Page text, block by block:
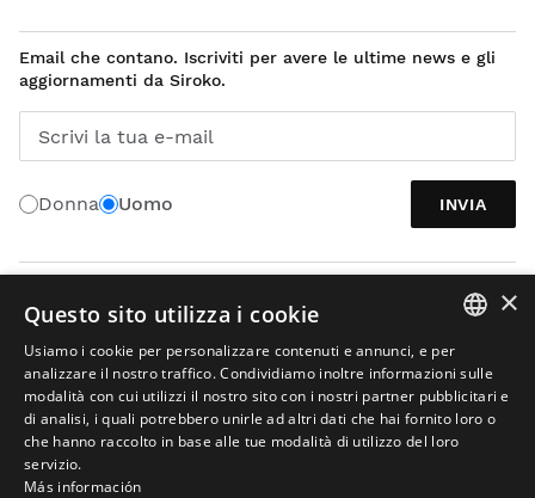
Email che contano. Iscriviti per avere le ultime news e gli
aggiornamenti da Siroko.
Scrivi la tua e-mail
Donna Uomo INVIA
Avviso legale
SPANISH
ENGLISH
GREEK
×
Questo sito utilizza i cookie
Usiamo i cookie per personalizzare contenuti e annunci, e per
analizzare il nostro traffico. Condividiamo inoltre informazioni sulle
modalità con cui utilizzi il nostro sito con i nostri partner pubblicitari e
di analisi, i quali potrebbero unirle ad altri dati che hai fornito loro o
che hanno raccolto in base alle tue modalità di utilizzo del loro
servizio.
Más información